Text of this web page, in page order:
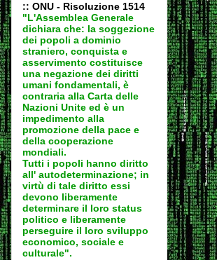
:: ONU - Risoluzione 1514
"L'Assemblea Generale
dichiara che: la soggezione
dei popoli a dominio
straniero, conquista e
asservimento costituisce
una negazione dei diritti
umani fondamentali, è
contraria alla Carta delle
Nazioni Unite ed è un
impedimento alla
promozione della pace e
della cooperazione
mondiali.
Tutti i popoli hanno diritto
all' autodeterminazione; in
virtù di tale diritto essi
devono liberamente
determinare il loro status
politico e liberamente
perseguire il loro sviluppo
economico, sociale e
culturale".